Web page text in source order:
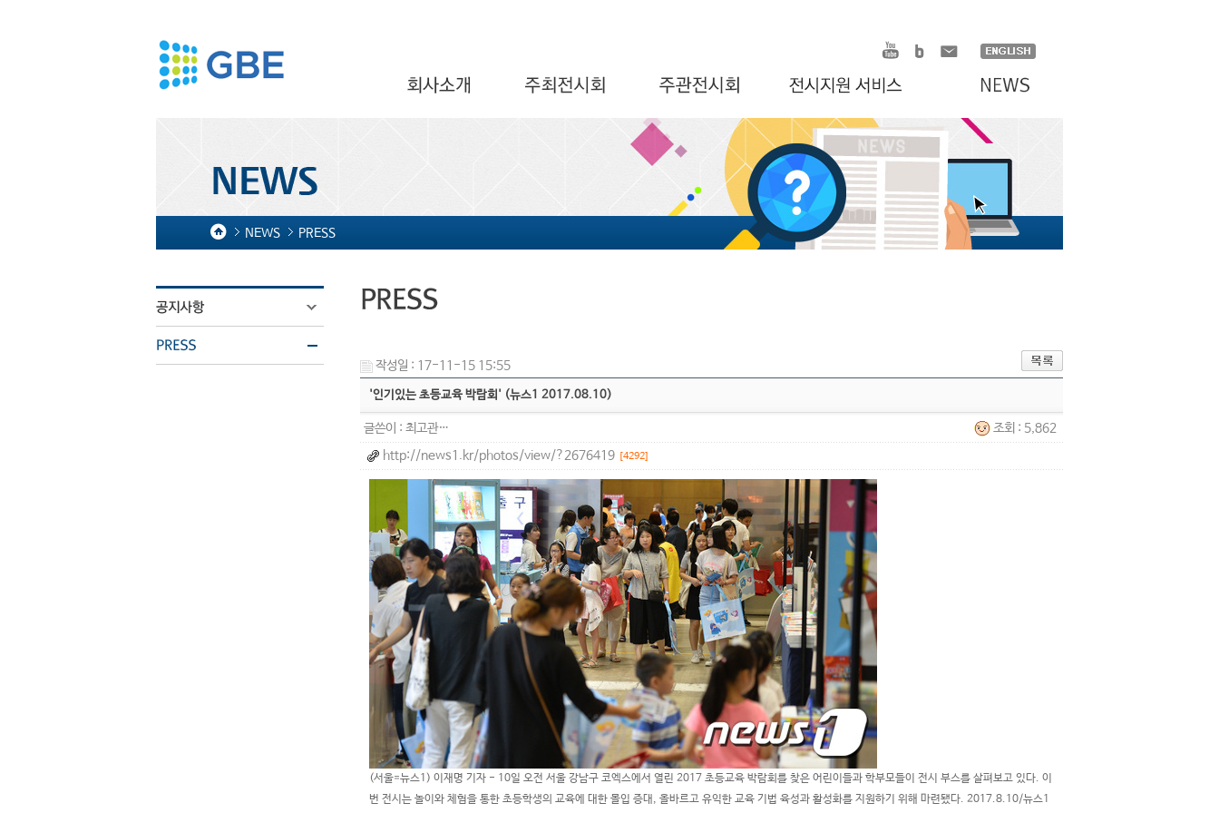
NEWS PRESS
작성일 : 17-11-15 15:55
'인기있는 초등교육 박람회' (뉴스1 2017.08.10)
글쓴이 : 최고관…
조회 : 5,862
http://news1.kr/photos/view/?2676419 [4292]
(서울=뉴스1) 이재명 기자 - 10일 오전 서울 강남구 코엑스에서 열린 2017 초등교육 박람회를 찾은 어린이들과 학부모들이 전시 부스를 살펴보고 있다. 이
번 전시는 놀이와 체험을 통한 초등학생의 교육에 대한 몰입 증대, 올바르고 유익한 교육 기법 육성과 활성화를 지원하기 위해 마련됐다. 2017.8.10/뉴스1